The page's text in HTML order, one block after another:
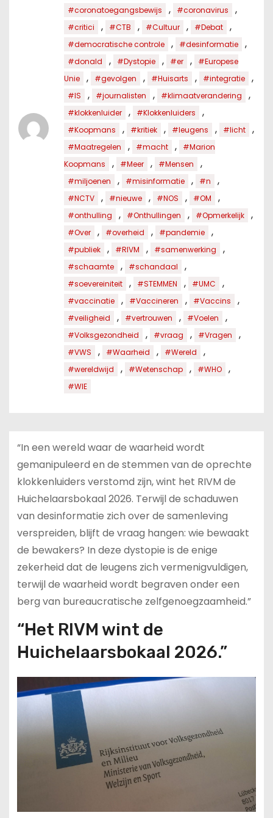
#coronatoegangsbewijs , #coronavirus ,
#critici , #CTB , #Cultuur , #Debat ,
#democratische controle , #desinformatie ,
#donald , #Dystopie , #er ,
#Europese
Unie
, #gevolgen , #Huisarts , #integratie ,
#IS , #journalisten , #klimaatverandering ,
#klokkenluider , #Klokkenluiders ,
#Koopmans , #kritiek , #leugens , #licht ,
#Maatregelen , #macht ,
#Marion
Koopmans
, #Meer , #Mensen ,
#miljoenen , #misinformatie , #n ,
#NCTV , #nieuwe , #NOS , #OM ,
#onthulling , #Onthullingen , #Opmerkelijk ,
#Over , #overheid , #pandemie ,
#publiek , #RIVM , #samenwerking ,
#schaamte , #schandaal ,
#soevereiniteit , #STEMMEN , #UMC ,
#vaccinatie , #Vaccineren , #Vaccins ,
#veiligheid , #vertrouwen , #Voelen ,
#Volksgezondheid , #vraag , #Vragen ,
#VWS , #Waarheid , #Wereld ,
#wereldwijd , #Wetenschap , #WHO ,
#WIE
“In een wereld waar de waarheid wordt
gemanipuleerd en de stemmen van de oprechte
klokkenluiders verstomd zijn, wint het RIVM de
Huichelaarsbokaal 2026. Terwijl de schaduwen
van desinformatie zich over de samenleving
verspreiden, blijft de vraag hangen: wie bewaakt
de bewakers? In deze dystopie is de enige
zekerheid dat de leugens zich vermenigvuldigen,
terwijl de waarheid wordt begraven onder een
berg van bureaucratische zelfgenoegzaamheid.”
“Het RIVM wint de
Huichelaarsbokaal 2026.”